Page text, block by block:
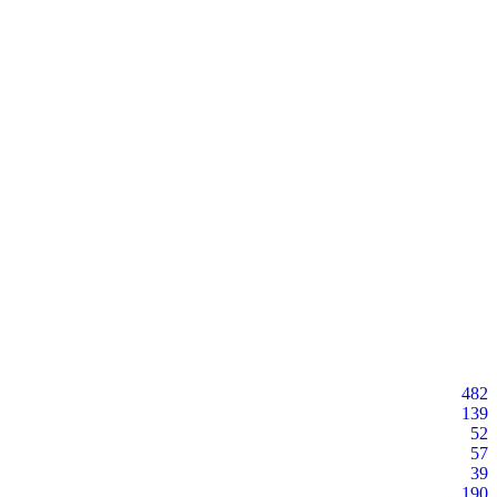
482
139
52
57
39
190